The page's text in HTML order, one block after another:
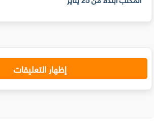
إظهار التعليقات